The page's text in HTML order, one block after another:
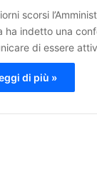
scorsi
ha indetto una
di essere
di più »